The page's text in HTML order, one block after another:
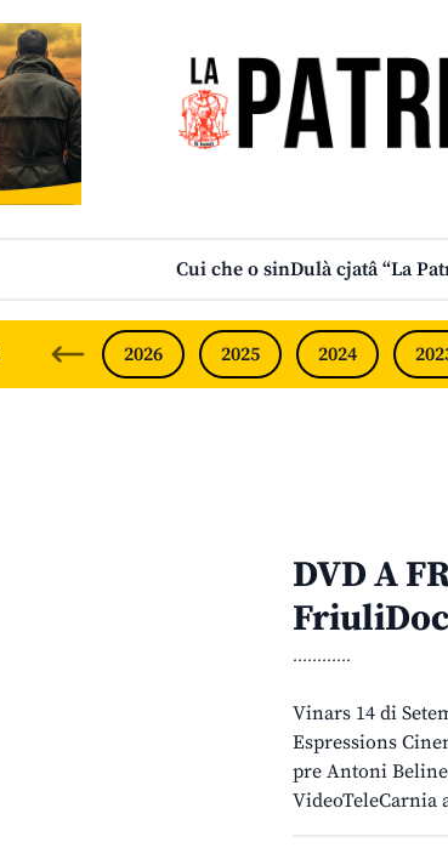
Cui che o sinDulà cjatâ “La
2026 2025 2024
DVD A
FriuliDoc
............
Vinars 14 di
Espressions
pre Antoni
VideoTeleCarnia